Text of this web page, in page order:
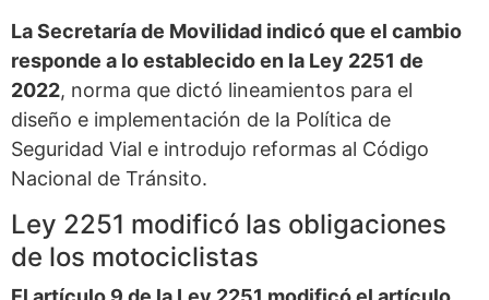
La Secretaría de Movilidad indicó que el cambio
responde a lo establecido en la Ley 2251 de
2022, norma que dictó lineamientos para el
diseño e implementación de la Política de
Seguridad Vial e introdujo reformas al Código
Nacional de Tránsito.
Ley 2251 modificó las obligaciones
de los motociclistas